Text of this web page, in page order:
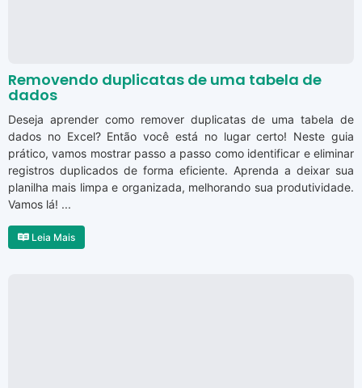
Removendo duplicatas de uma tabela de
dados
Deseja aprender como remover duplicatas de uma tabela de
dados no Excel? Então você está no lugar certo! Neste guia
prático, vamos mostrar passo a passo como identificar e eliminar
registros duplicados de forma eficiente. Aprenda a deixar sua
planilha mais limpa e organizada, melhorando sua produtividade.
Vamos lá! ...
Leia Mais